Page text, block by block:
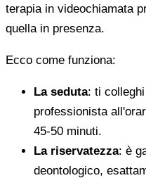
terapia in videochiamata
quella in presenza.
Ecco come funziona:
La seduta: ti
professionista
45-50 minuti.
La riservatezza: è
deontologico,